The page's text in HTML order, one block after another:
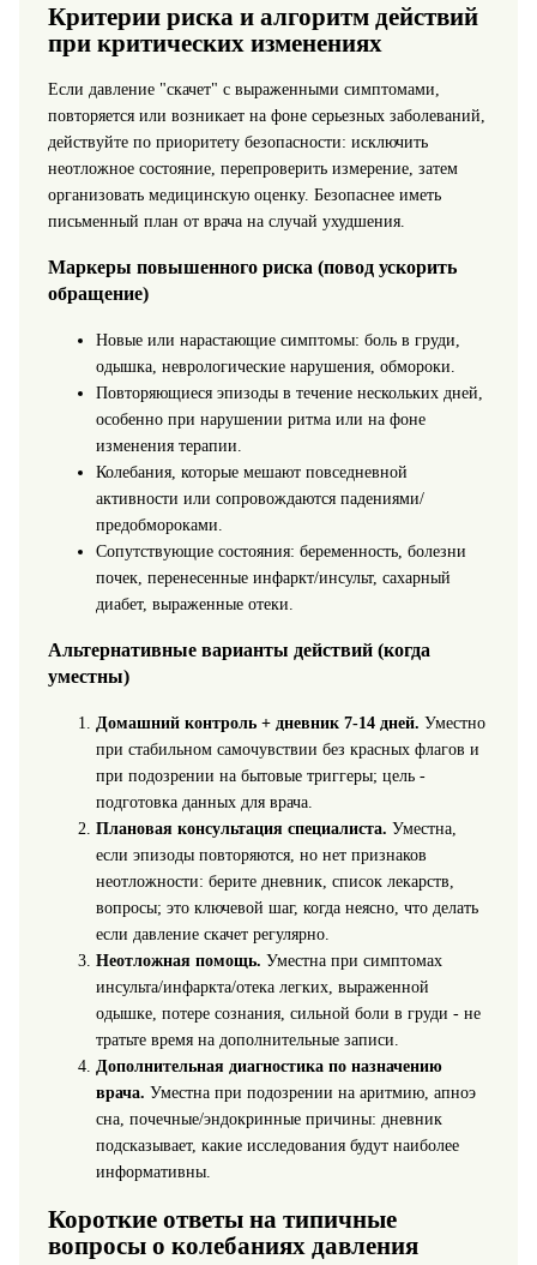
Критерии риска и алгоритм действий
при критических изменениях
Если давление "скачет" с выраженными симптомами,
повторяется или возникает на фоне серьезных заболеваний,
действуйте по приоритету безопасности: исключить
неотложное состояние, перепроверить измерение, затем
организовать медицинскую оценку. Безопаснее иметь
письменный план от врача на случай ухудшения.
Маркеры повышенного риска (повод ускорить
обращение)
Новые или нарастающие симптомы: боль в груди,
одышка, неврологические нарушения, обмороки.
Повторяющиеся эпизоды в течение нескольких дней,
особенно при нарушении ритма или на фоне
изменения терапии.
Колебания, которые мешают повседневной
активности или сопровождаются падениями/
предобмороками.
Сопутствующие состояния: беременность, болезни
почек, перенесенные инфаркт/инсульт, сахарный
диабет, выраженные отеки.
Альтернативные варианты действий (когда
уместны)
Домашний контроль + дневник 7-14 дней. Уместно
при стабильном самочувствии без красных флагов и
при подозрении на бытовые триггеры; цель -
подготовка данных для врача.
Плановая консультация специалиста. Уместна,
если эпизоды повторяются, но нет признаков
неотложности: берите дневник, список лекарств,
вопросы; это ключевой шаг, когда неясно, что делать
если давление скачет регулярно.
Неотложная помощь. Уместна при симптомах
инсульта/инфаркта/отека легких, выраженной
одышке, потере сознания, сильной боли в груди - не
тратьте время на дополнительные записи.
Дополнительная диагностика по назначению
врача. Уместна при подозрении на аритмию, апноэ
сна, почечные/эндокринные причины: дневник
подсказывает, какие исследования будут наиболее
информативны.
Короткие ответы на типичные
вопросы о колебаниях давления